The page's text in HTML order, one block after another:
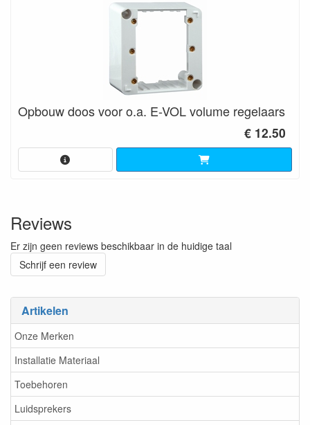
Artikelen
Onze Merken
Installatie Materiaal
Toebehoren
Luidsprekers
Opbouw doos voor o.a. E-VOL volume regelaars
€ 12.50
Reviews
Er zijn geen reviews beschikbaar in de huidige taal
Schrijf een review